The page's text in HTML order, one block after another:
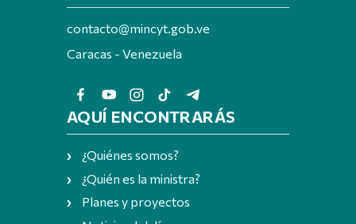
contacto@mincyt.gob.ve
Caracas - Venezuela
AQUÍ ENCONTRARÁS
¿Quiénes somos?
¿Quién es la ministra?
Planes y proyectos